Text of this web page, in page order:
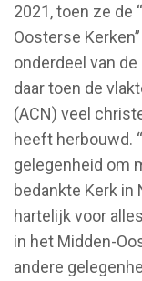
2021, toen ze de
Oosterse
onderdeel van
daar toen de
(ACN) veel
heeft herbouwd.
gelegenheid om
bedankte Kerk in
hartelijk voor
in het Midden-
andere